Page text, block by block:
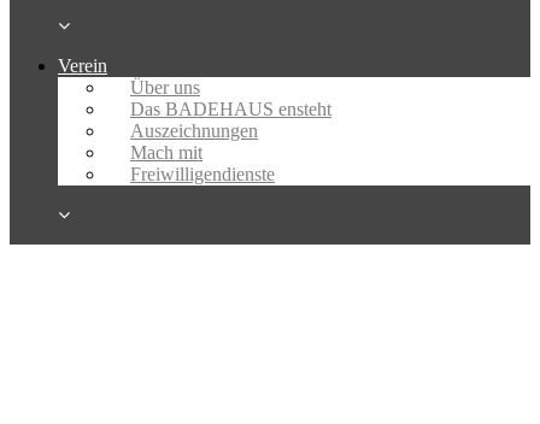
Verein
Über uns
Das BADEHAUS ensteht
Auszeichnungen
Mach mit
Freiwilligendienste